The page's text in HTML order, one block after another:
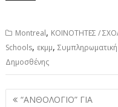
Montreal, ΚΟΙΝΟΤΗΤΕΣ /
Schools, εκμμ,
Δημοσθένης
Post
“ΑΝΘΟΛΟΓΙΟ” ΓΙΑ